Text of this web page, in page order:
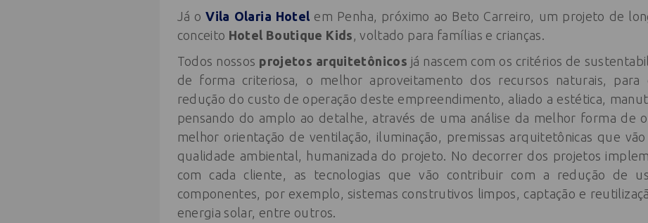
Já oVila Olaria Hotel em Penha, próximo ao Beto Carreiro, um projeto de
conceito Hotel Boutique Kids , voltado para famílias e crianças.
Todos nossos projetos arquitetônicos já nascem com os critérios de
de forma criteriosa, o melhor aproveitamento dos recursos naturais, para
redução do custo de operação deste empreendimento, aliado a estética,
pensando do amplo ao detalhe, através de uma análise da melhor forma de
melhor orientação de ventilação, iluminação, premissas arquitetônicas que
qualidade ambiental, humanizada do projeto. No decorrer dos projetos
com cada cliente, as tecnologias que vão contribuir com a redução de
componentes, por exemplo, sistemas construtivos limpos, captação e
energia solar, entre outros.